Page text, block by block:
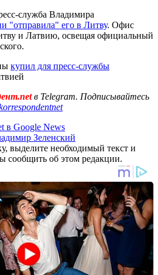
служба Владимира
"отправила" его в Литву. Офис
и Латвию, освещая официальный
купил для пресс-службы
в Telegram. Подписывайтесь
в Google News
Зеленский
выделите необходимый текст и
сообщить об этом редакции.